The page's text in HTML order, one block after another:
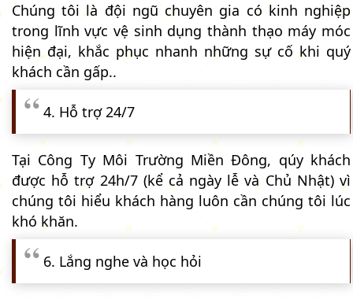
Chúng tôi là đội ngũ chuyên gia có kinh nghiệp
trong lĩnh vực vệ sinh dụng thành thạo máy móc
hiện đại, khắc phục nhanh những sự cố khi quý
khách cần gấp..
4. Hỗ trợ 24/7
Tại Công Ty Môi Trường Miền Đông, qúy khách
được hỗ trợ 24h/7 (kể cả ngày lễ và Chủ Nhật) vì
chúng tôi hiểu khách hàng luôn cần chúng tôi lúc
khó khăn.
6. Lắng nghe và học hỏi